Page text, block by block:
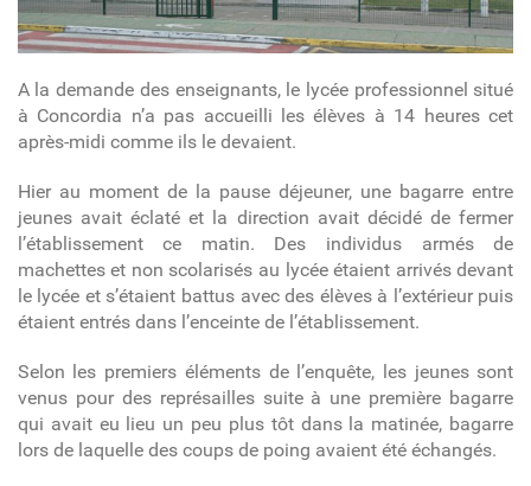
A la demande des enseignants, le lycée professionnel situé
à Concordia n’a pas accueilli les élèves à 14 heures cet
après-midi comme ils le devaient.
Hier au moment de la pause déjeuner, une bagarre entre
jeunes avait éclaté et la direction avait décidé de fermer
l’établissement ce matin. Des individus armés de
machettes et non scolarisés au lycée étaient arrivés devant
le lycée et s’étaient battus avec des élèves à l’extérieur puis
étaient entrés dans l’enceinte de l’établissement.
Selon les premiers éléments de l’enquête, les jeunes sont
venus pour des représailles suite à une première bagarre
qui avait eu lieu un peu plus tôt dans la matinée, bagarre
lors de laquelle des coups de poing avaient été échangés.